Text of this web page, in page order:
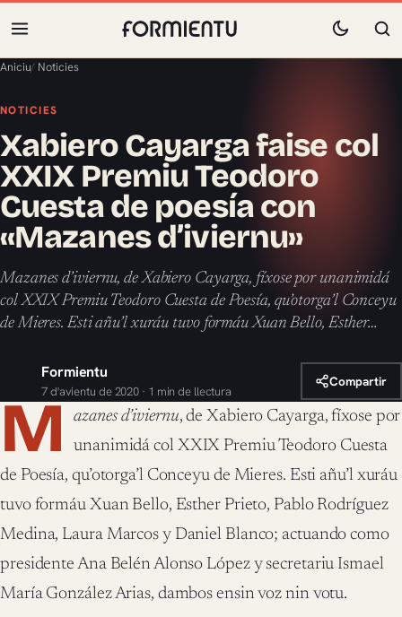
Aniciu/ Noticies
NOTICIES
Xabiero Cayarga faise col
XXIX Premiu Teodoro
Cuesta de poesía con
«Mazanes d’iviernu»
Mazanes d’iviernu, de Xabiero Cayarga, fíxose por unanimidá
col XXIX Premiu Teodoro Cuesta de Poesía, qu’otorga’l Conceyu
de Mieres. Esti añu’l xuráu tuvo formáu Xuan Bello, Esther…
Formientu
7 d'avientu de 2020 · 1 min de llectura
Compartir
M azanes d’iviernu, de Xabiero Cayarga, fíxose por
unanimidá col XXIX Premiu Teodoro Cuesta
de Poesía, qu’otorga’l Conceyu de Mieres. Esti añu’l xuráu
tuvo formáu Xuan Bello, Esther Prieto, Pablo Rodríguez
Medina, Laura Marcos y Daniel Blanco; actuando como
presidente Ana Belén Alonso López y secretariu Ismael
María González Arias, dambos ensin voz nin votu.